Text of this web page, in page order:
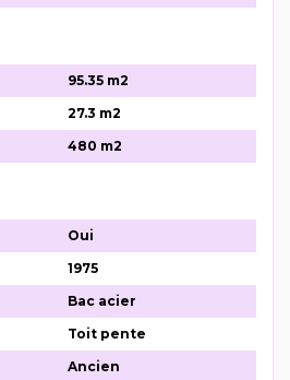
95.35 m2
27.3 m2
480 m2
Oui
1975
Bac acier
Toit pente
Ancien